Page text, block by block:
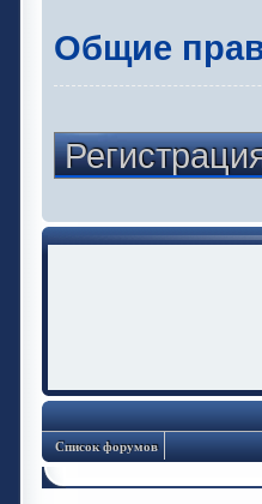
Общие
Список форумов